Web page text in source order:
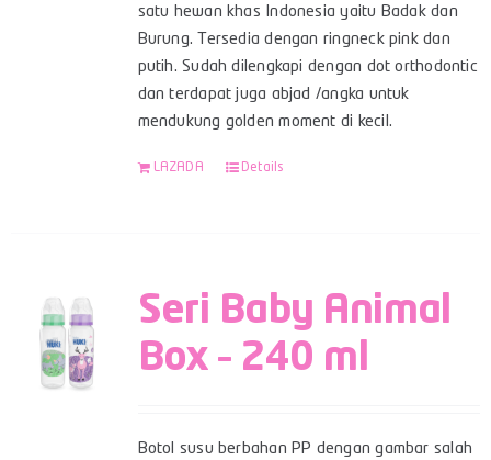
satu hewan khas Indonesia yaitu Badak dan
Burung. Tersedia dengan ringneck pink dan
putih. Sudah dilengkapi dengan dot orthodontic
dan terdapat juga abjad /angka untuk
mendukung golden moment di kecil.
LAZADA Details
Seri Baby Animal
Box – 240 ml
Botol susu berbahan PP dengan gambar salah